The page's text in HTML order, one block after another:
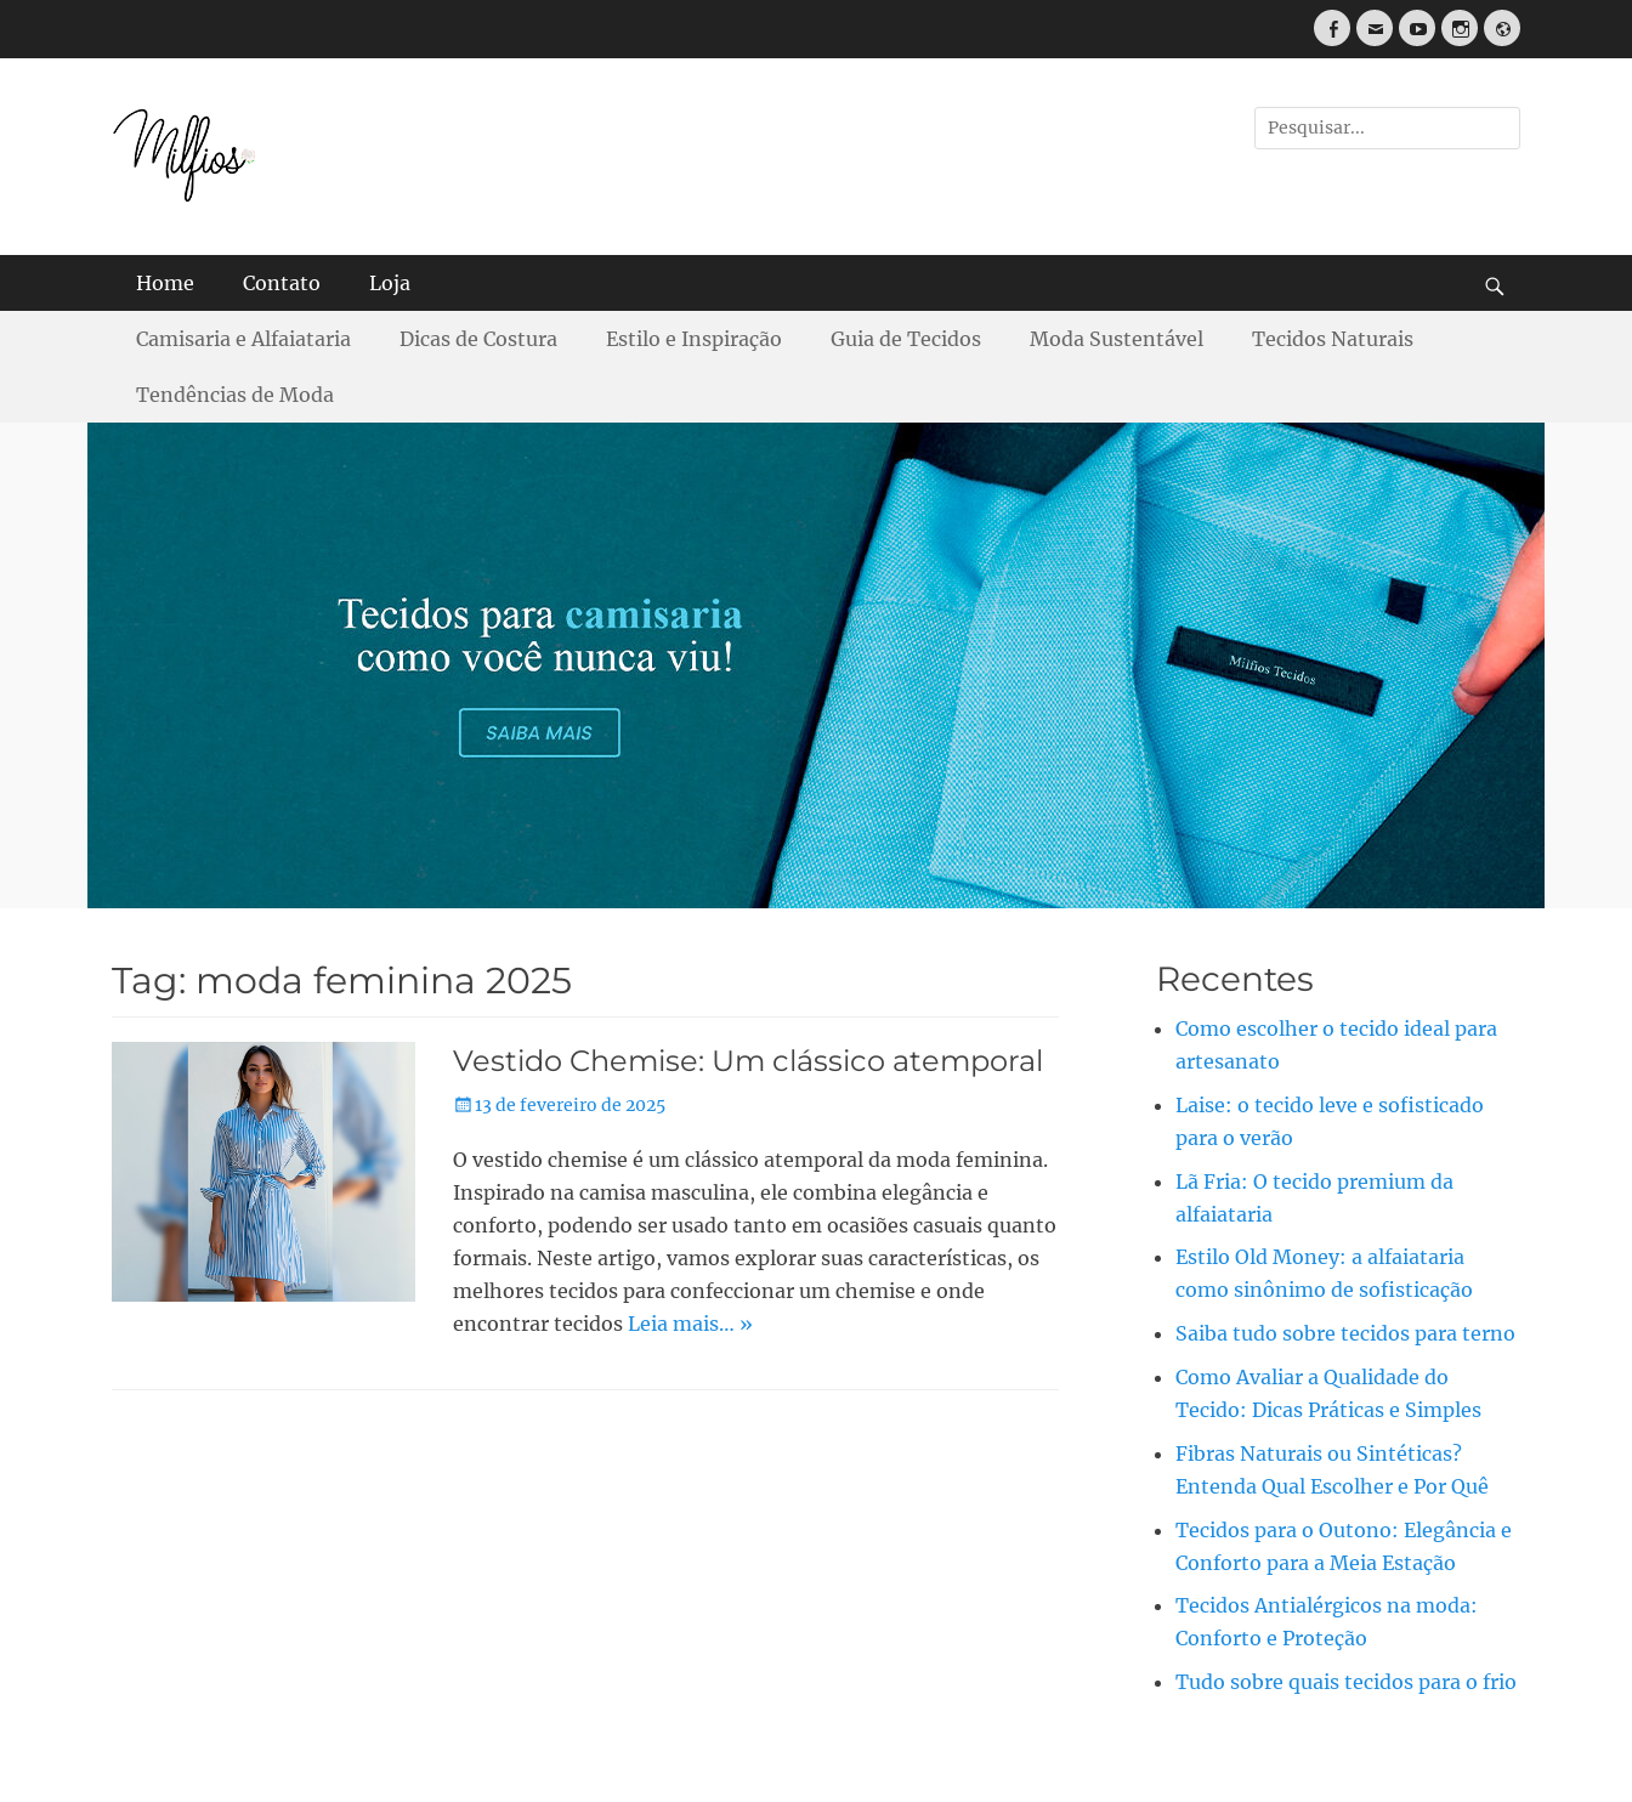
Tendências, Dicas e Guias de Tecidos
Menu principal
Home Contato Loja
Menu Secundário
Camisaria e Alfaiataria Dicas de Costura Estilo e Inspiração Guia de Tecidos Moda Sustentável Tecidos Naturais
Tendências de Moda
Tag: moda feminina 2025
Vestido Chemise: Um clássico atemporal
13 de fevereiro de 2025
O vestido chemise é um clássico atemporal da moda feminina.
Inspirado na camisa masculina, ele combina elegância e
conforto, podendo ser usado tanto em ocasiões casuais quanto
formais. Neste artigo, vamos explorar suas características, os
melhores tecidos para confeccionar um chemise e onde
encontrar tecidos Leia mais… »
Recentes
Como escolher o tecido ideal para
artesanato
Laise: o tecido leve e sofisticado
para o verão
Lã Fria: O tecido premium da
alfaiataria
Estilo Old Money: a alfaiataria
como sinônimo de sofisticação
Saiba tudo sobre tecidos para terno
Como Avaliar a Qualidade do
Tecido: Dicas Práticas e Simples
Fibras Naturais ou Sintéticas?
Entenda Qual Escolher e Por Quê
Tecidos para o Outono: Elegância e
Conforto para a Meia Estação
Tecidos Antialérgicos na moda:
Conforto e Proteção
Tudo sobre quais tecidos para o frio